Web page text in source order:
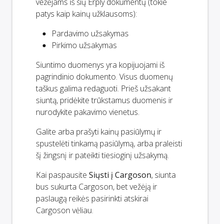
vežėjams iš šių Erply dokumentų (tokie
patys kaip kainų užklausoms):
Pardavimo užsakymas
Pirkimo užsakymas
Siuntimo duomenys yra kopijuojami iš
pagrindinio dokumento. Visus duomenų
taškus galima redaguoti. Prieš užsakant
siuntą, pridėkite trūkstamus duomenis ir
nurodykite pakavimo vienetus.
Galite arba prašyti kainų pasiūlymų ir
spustelėti tinkamą pasiūlymą, arba praleisti
šį žingsnį ir pateikti tiesioginį užsakymą.
Kai paspausite Siųsti į Cargoson, siunta
bus sukurta Cargoson, bet vežėją ir
paslaugą reikės pasirinkti atskirai
Cargoson vėliau.